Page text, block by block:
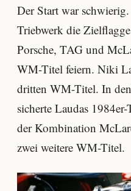
Der Start war
Triebwerk die
Porsche, TAG und
WM-Titel feiern. Niki
dritten WM-Titel. In
sicherte Laudas
der Kombination
zwei weitere WM-Titel.